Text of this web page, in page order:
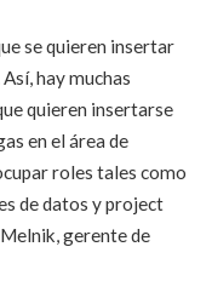
se quieren insertar
hay muchas
quieren insertarse
en el área de
roles tales como
de datos y project
gerente de